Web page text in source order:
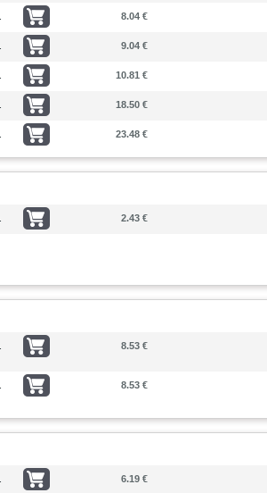
8.04 €
9.04 €
10.81 €
18.50 €
23.48 €
2.43 €
8.53 €
8.53 €
6.19 €